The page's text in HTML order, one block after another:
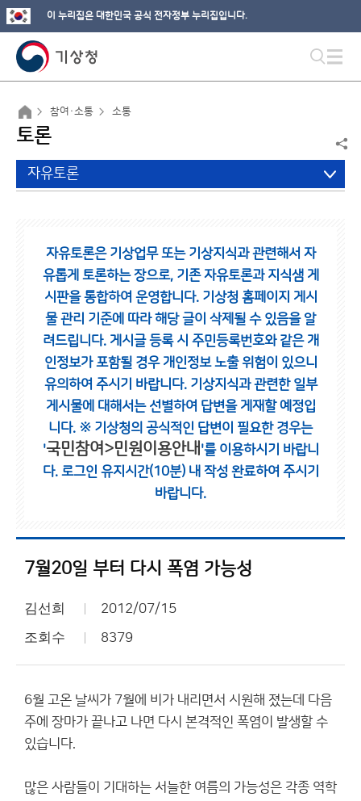
이 누리집은 대한민국 공식 전자정부 누리집입니다.
참여·소통 소통
토론
자유토론
자유토론은 기상업무 또는 기상지식과 관련해서 자
유롭게 토론하는 장으로, 기존 자유토론과 지식샘 게
시판을 통합하여 운영합니다. 기상청 홈페이지 게시
물 관리 기준에 따라 해당 글이 삭제될 수 있음을 알
려드립니다. 게시글 등록 시 주민등록번호와 같은 개
인정보가 포함될 경우 개인정보 노출 위험이 있으니
유의하여 주시기 바랍니다. 기상지식과 관련한 일부
게시물에 대해서는 선별하여 답변을 게재할 예정입
니다. ※ 기상청의 공식적인 답변이 필요한 경우는
'국민참여>민원이용안내 '를 이용하시기 바랍니
다. 로그인 유지시간(10분) 내 작성 완료하여 주시기
바랍니다.
7월20일 부터 다시 폭염 가능성
김선희 2012/07/15
조회수 8379
6월 고온 날씨가 7월에 비가 내리면서 시원해 졌는데 다음
주에 장마가 끝나고 나면 다시 본격적인 폭염이 발생할 수
있습니다.
많은 사람들이 기대하는 서늘한 여름의 가능성은 각종 역학